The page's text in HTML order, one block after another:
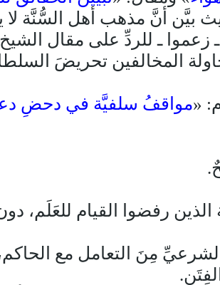
بيَّن أنَّ مذهب أهل السُّنَّة لا
زعموا ـ للردِّ على مقال
المخالفين تحريضَ
«مواقفُ سلفيَّة في دحضِ
رفضوا القيام للعَلَم،
مِنَ التعامل مع الحاكم،